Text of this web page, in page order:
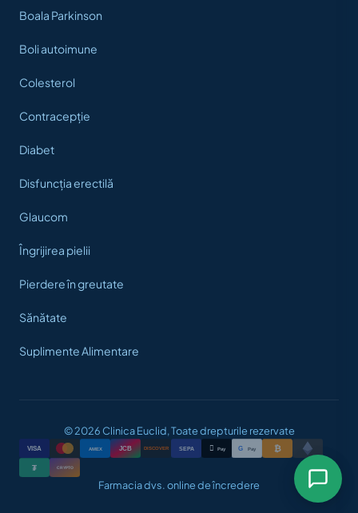
Boala Parkinson
Boli autoimune
Colesterol
Contracepție
Diabet
Disfuncția erectilă
Glaucom
Îngrijirea pielii
Pierdere în greutate
Sănătate
Suplimente Alimentare
© 2026 Clinica Euclid, Toate drepturile rezervate
VISA AMEX JCB DISCOVER SEPA  Pay G Pay ₿
₮ CRYPTO
Farmacia dvs. online de încredere